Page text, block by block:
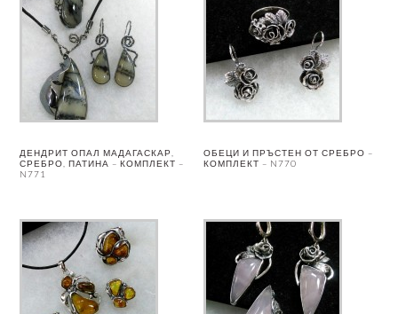
ДЕНДРИТ ОПАЛ МАДАГАСКАР,
СРЕБРО, ПАТИНА – КОМПЛЕКТ –
N771
ОБЕЦИ И ПРЪСТЕН ОТ СРЕБРО –
КОМПЛЕКТ – N770